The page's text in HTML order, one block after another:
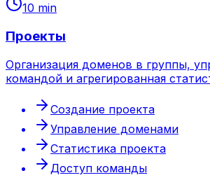
10 min
Проекты
Организация доменов в группы,
командой и агрегированная
Создание проекта
Управление доменами
Статистика проекта
Доступ команды